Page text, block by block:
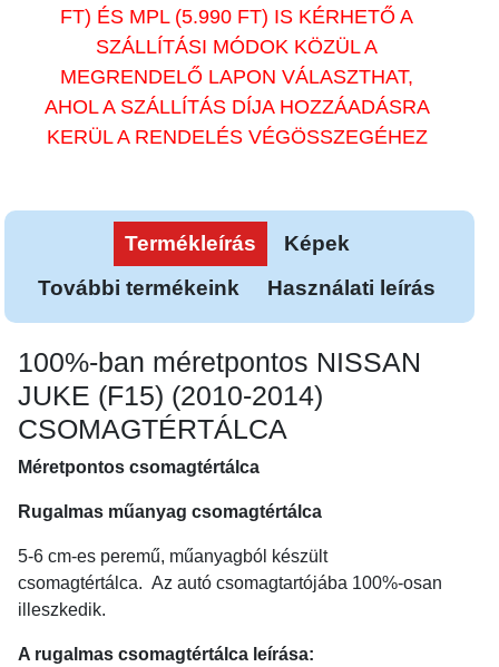
FT) ÉS MPL (5.990 FT) IS KÉRHETŐ A
SZÁLLÍTÁSI MÓDOK KÖZÜL A
MEGRENDELŐ LAPON VÁLASZTHAT,
AHOL A SZÁLLÍTÁS DÍJA HOZZÁADÁSRA
KERÜL A RENDELÉS VÉGÖSSZEGÉHEZ
Termékleírás
Képek
További termékeink
Használati leírás
100%-ban méretpontos NISSAN
JUKE (F15) (2010-2014)
CSOMAGTÉRTÁLCA
Méretpontos csomagtértálca
Rugalmas műanyag csomagtértálca
5-6 cm-es peremű, műanyagból készült
csomagtértálca. Az autó csomagtartójába 100%-osan
illeszkedik.
A rugalmas csomagtértálca leírása: